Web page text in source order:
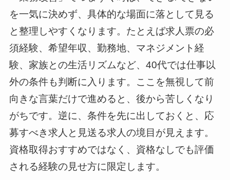
を一気に決めず、具体的な場面に落として見る
と整理しやすくなります。たとえば求人票の必
須経験、希望年収、勤務地、マネジメント経
験、家族との生活リズムなど、40代では仕事以
外の条件も判断に入ります。ここを無視して前
向きな言葉だけで進めると、後から苦しくなり
がちです。逆に、条件を先に出しておくと、応
募すべき求人と見送る求人の境目が見えます。
資格取得おすすめではなく、資格なしでも評価
される経験の見せ方に限定します。